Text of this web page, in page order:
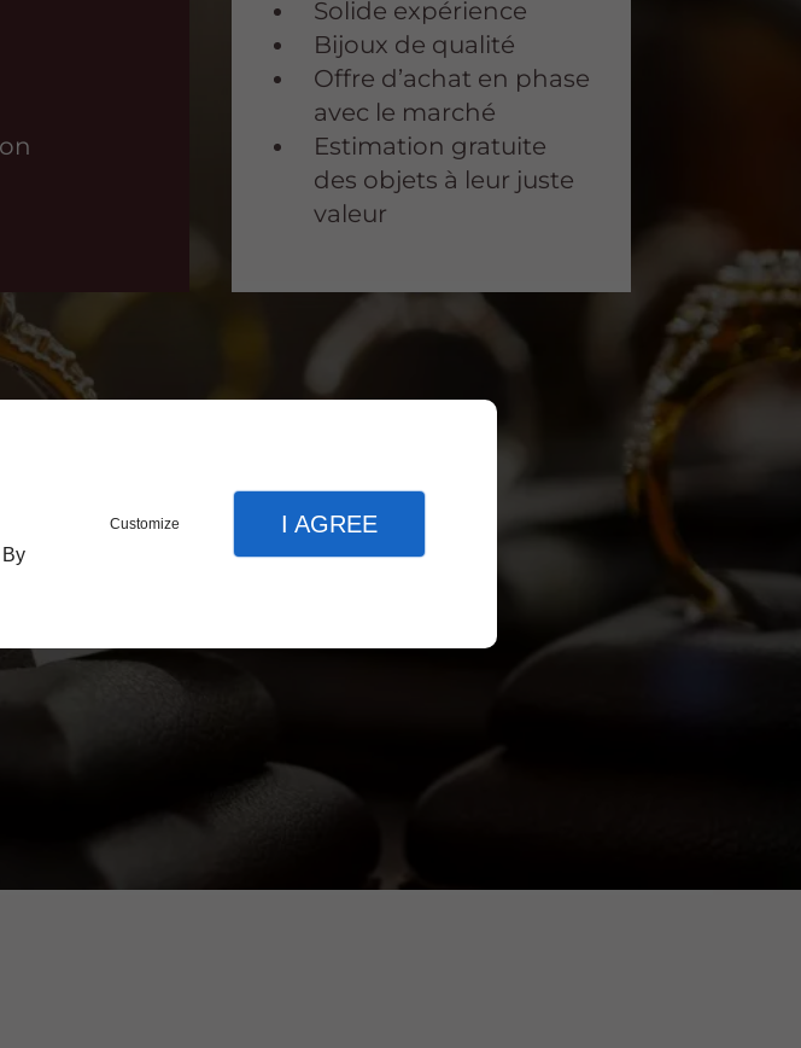
Customize I AGREE
Solide expérience
Bijoux de qualité
Offre d’achat en phase
avec le marché
Estimation gratuite
des objets à leur juste
valeur